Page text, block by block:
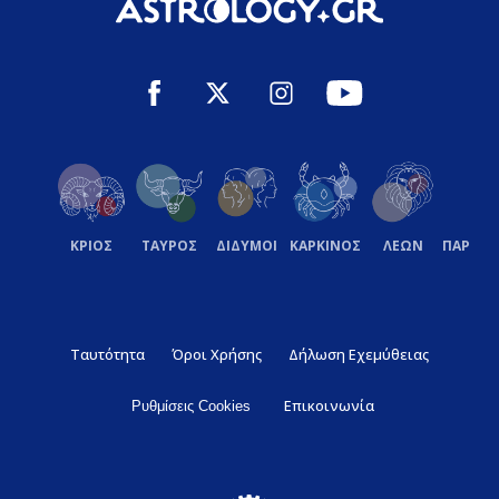
ΚΡΙΟΣ ΤΑΥΡΟΣ ΔΙΔΥΜΟΙ ΚΑΡΚΙΝΟΣ ΛΕΩΝ
Ταυτότητα Όροι Χρήσης Δήλωση Εχεμύθειας
Ρυθμίσεις Cookies Επικοινωνία